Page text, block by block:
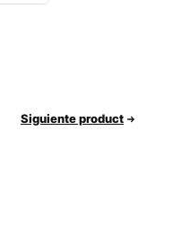
Siguiente product